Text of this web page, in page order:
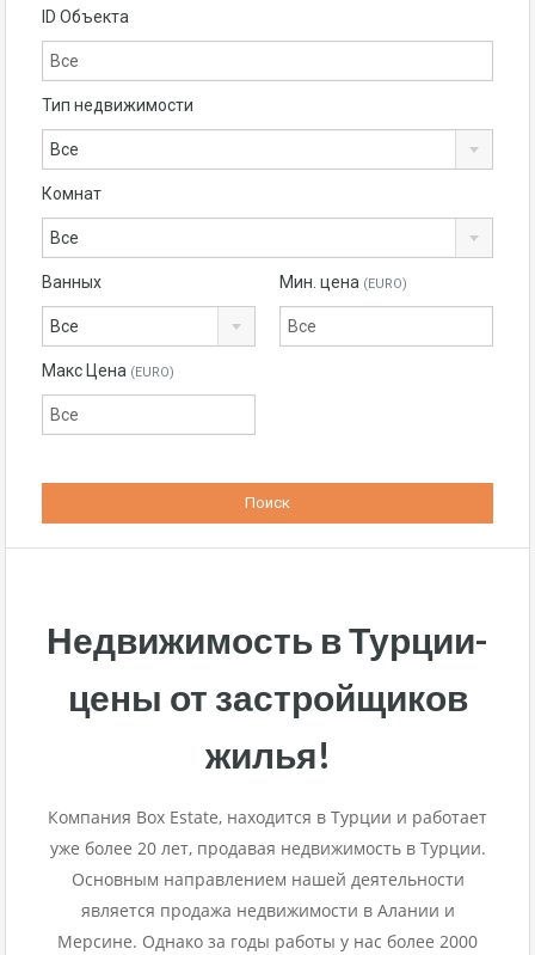
ID Объекта
Тип недвижимости
Все
Комнат
Все
Ванных
Все
Мин. цена (EURO)
Макс Цена (EURO)
Недвижимость в Турции-
цены от застройщиков
жилья!
Компания Box Estate, находится в Турции и работает
уже более 20 лет, продавая недвижимость в Турции.
Основным направлением нашей деятельности
является продажа недвижимости в Алании и
Мерсине. Однако за годы работы у нас более 2000